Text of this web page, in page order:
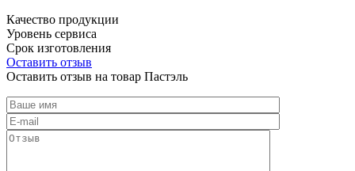
Качество продукции
Уровень сервиса
Срок изготовления
Оставить отзыв
Оставить отзыв на товар Пастэль